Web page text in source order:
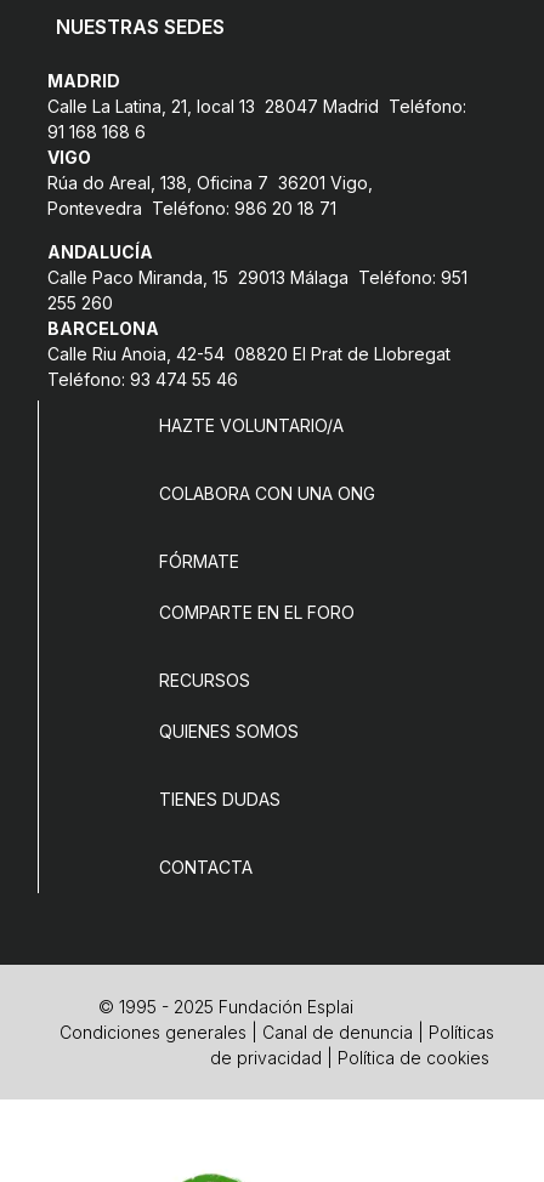
NUESTRAS SEDES
MADRID
Calle La Latina, 21, local 13 28047 Madrid Teléfono:
91 168 168 6
VIGO
Rúa do Areal, 138, Oficina 7 36201 Vigo,
Pontevedra Teléfono: 986 20 18 71
ANDALUCÍA
Calle Paco Miranda, 15 29013 Málaga Teléfono: 951
255 260
BARCELONA
Calle Riu Anoia, 42-54 08820 El Prat de Llobregat
Teléfono: 93 474 55 46
HAZTE VOLUNTARIO/A
COLABORA CON UNA ONG
FÓRMATE
COMPARTE EN EL FORO
RECURSOS
QUIENES SOMOS
TIENES DUDAS
CONTACTA
© 1995 - 2025 Fundación Esplai
Condiciones generales
Canal de denuncia
Políticas
de privacidad
Política de cookies